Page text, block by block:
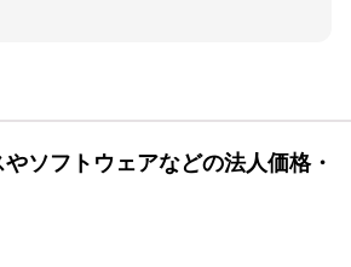
ソフトウェアなどの法人価格・